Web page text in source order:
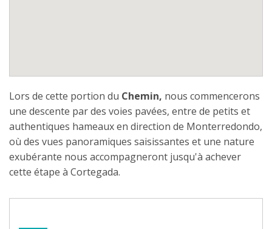
Lors de cette portion du Chemin, nous commencerons
une descente par des voies pavées, entre de petits et
authentiques hameaux en direction de Monterredondo,
où des vues panoramiques saisissantes et une nature
exubérante nous accompagneront jusqu'à achever
cette étape à Cortegada.